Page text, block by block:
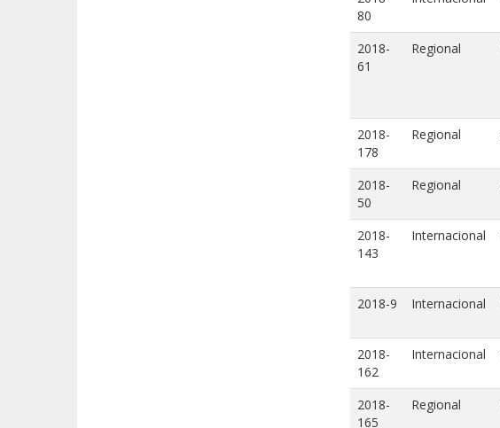
80
2018-
61
Regional
2018-
178
Regional
2018-
50
Regional
2018-
143
Internacional
2018-9 Internacional
2018-
162
Internacional
2018-
165
Regional